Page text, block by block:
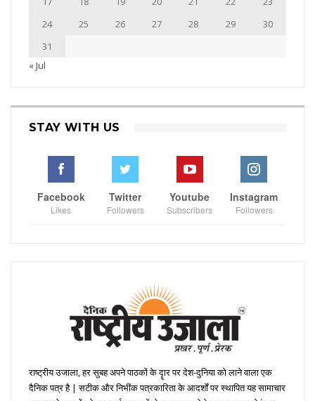
24
25 26 27 28 29
30
31
« Jul
STAY WITH US
Facebook
Likes
Twitter
Followers
Youtube
Subscribers
Instagram
Followers
राष्ट्रीय उजाला, हर सुबह अपने पाठकों के दॄार पर देश-दुनिया को लाने वाला एक
दैनिक पत्र है | सटीक और निभींक पत्रकारिता के आदर्शों पर स्थापित यह सामाचार